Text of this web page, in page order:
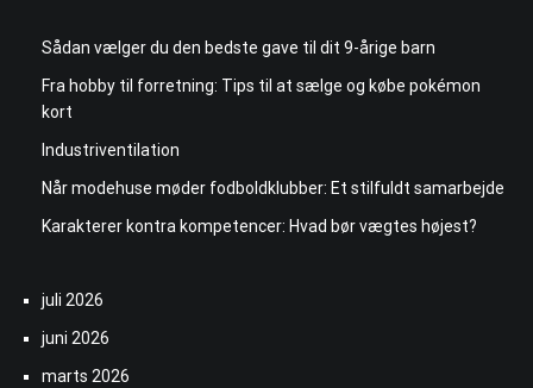
Sådan vælger du den bedste gave til dit 9-årige barn
Fra hobby til forretning: Tips til at sælge og købe pokémon
kort
Industriventilation
Når modehuse møder fodboldklubber: Et stilfuldt samarbejde
Karakterer kontra kompetencer: Hvad bør vægtes højest?
juli 2026
juni 2026
marts 2026